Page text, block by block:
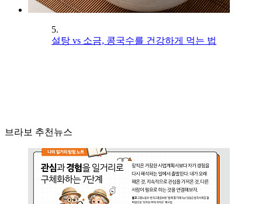
5.
설탕 vs 소금, 콩국수를 건강하게 먹는 법
브라보 추천뉴스